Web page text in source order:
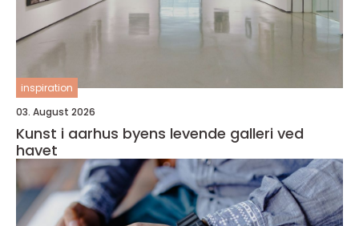
inspiration
03. August 2026
Kunst i aarhus byens levende galleri ved
havet